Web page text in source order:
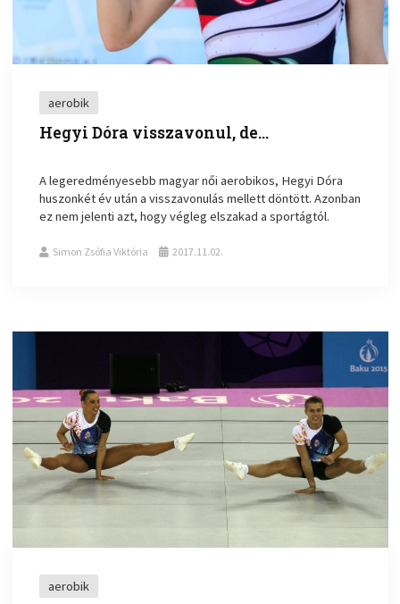
aerobik
Hegyi Dóra visszavonul, de…
A legeredményesebb magyar női aerobikos, Hegyi Dóra
huszonkét év után a visszavonulás mellett döntött. Azonban
ez nem jelenti azt, hogy végleg elszakad a sportágtól.
Simon Zsófia Viktória 2017.11.02.
aerobik